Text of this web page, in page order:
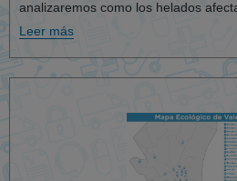
analizaremos como los helados
Leer más